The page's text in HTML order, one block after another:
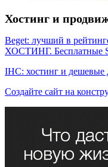
Хостинг и
Beget: лучший в
ХОСТИНГ. Бесплатные
IHC: хостинг и
Создайте сайт на